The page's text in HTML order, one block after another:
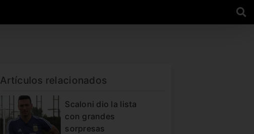
Artículos relacionados
Scaloni dio la lista
con grandes
sorpresas